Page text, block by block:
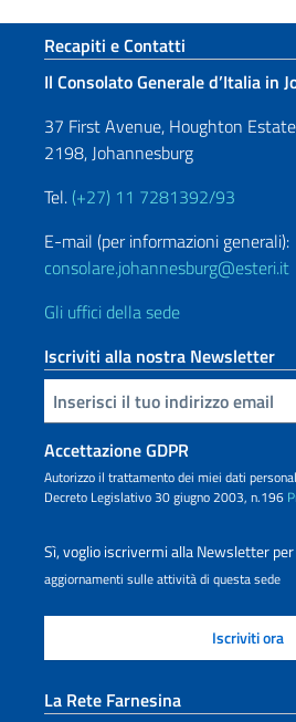
Sezione footer
Recapiti e Contatti
Il Consolato Generale d’Italia in
37 First Avenue, Houghton
2198, Johannesburg
Tel. (+27) 11 7281392/93
E-mail (per informazioni generali):
consolare.johannesburg@esteri.it
Gli uffici della sede
Iscriviti alla nostra Newsletter
Inserisci la tua email
Accettazione GDPR
Autorizzo il trattamento dei miei dati
Decreto Legislativo 30 giugno 2003, n.196
Sì, voglio iscrivermi alla Newsletter
aggiornamenti sulle attività di questa sede
La Rete Farnesina